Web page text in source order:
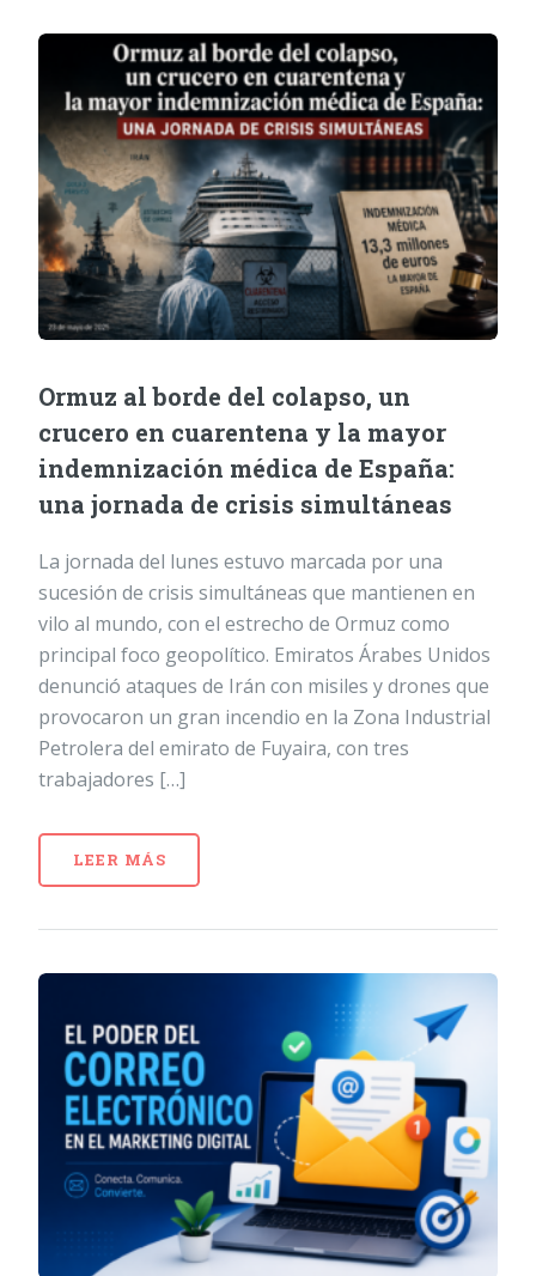
Ormuz al borde del colapso, un
crucero en cuarentena y la mayor
indemnización médica de España:
una jornada de crisis simultáneas
La jornada del lunes estuvo marcada por una
sucesión de crisis simultáneas que mantienen en
vilo al mundo, con el estrecho de Ormuz como
principal foco geopolítico. Emiratos Árabes Unidos
denunció ataques de Irán con misiles y drones que
provocaron un gran incendio en la Zona Industrial
Petrolera del emirato de Fuyaira, con tres
trabajadores […]
LEER MÁS